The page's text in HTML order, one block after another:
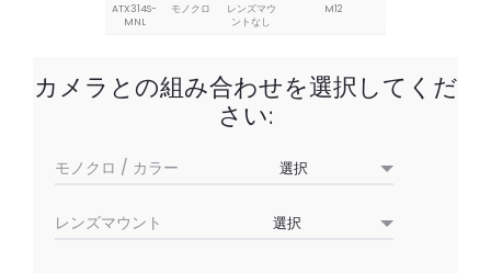
ATX314S-
MNL
モノクロ
レンズマウ
ントなし
M12
カメラとの組み合わせを選択してくだ
さい:
モノクロ / カラー
レンズマウント